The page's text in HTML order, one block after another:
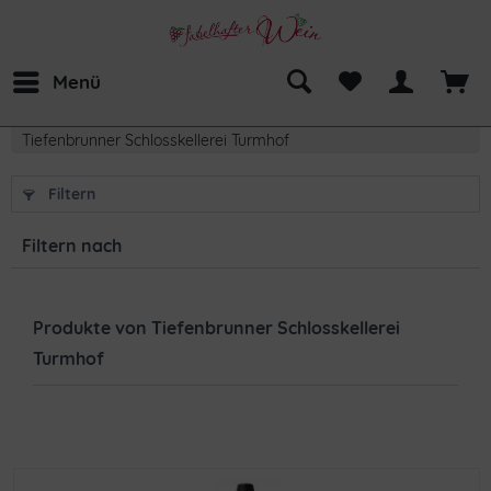
Menü
Tiefenbrunner Schlosskellerei Turmhof
Filtern
Filtern nach
Produkte von Tiefenbrunner Schlosskellerei
Turmhof